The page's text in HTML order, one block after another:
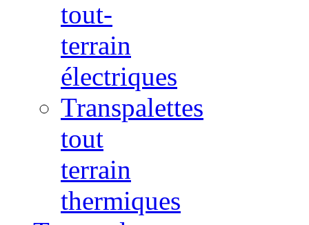
tout-
terrain
électriques
Transpalettes
tout
terrain
thermiques